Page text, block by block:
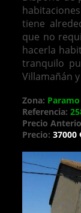
tiene
que no
hacerla
tranquilo
Villamañán
Zona:
Referencia:
Precio
Precio: 37000